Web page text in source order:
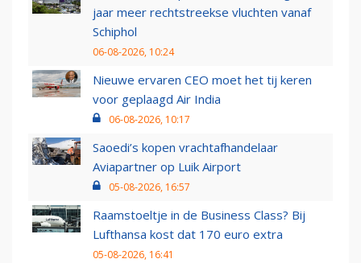
jaar meer rechtstreekse vluchten vanaf
Schiphol
06-08-2026, 10:24
Nieuwe ervaren CEO moet het tij keren
voor geplaagd Air India
06-08-2026, 10:17
Saoedi’s kopen vrachtafhandelaar
Aviapartner op Luik Airport
05-08-2026, 16:57
Raamstoeltje in de Business Class? Bij
Lufthansa kost dat 170 euro extra
05-08-2026, 16:41